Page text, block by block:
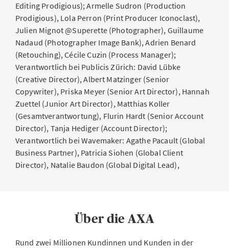
Editing Prodigious); Armelle Sudron (Production
Prodigious), Lola Perron (Print Producer Iconoclast),
Julien Mignot @Superette (Photographer), Guillaume
Nadaud (Photographer Image Bank), Adrien Benard
(Retouching), Cécile Cuzin (Process Manager);
Verantwortlich bei Publicis Zürich: David Lübke
(Creative Director), Albert Matzinger (Senior
Copywriter), Priska Meyer (Senior Art Director), Hannah
Zuettel (Junior Art Director), Matthias Koller
(Gesamtverantwortung), Flurin Hardt (Senior Account
Director), Tanja Hediger (Account Director);
Verantwortlich bei Wavemaker: Agathe Pacault (Global
Business Partner), Patricia Siohen (Global Client
Director), Natalie Baudon (Global Digital Lead),
Über die AXA
Rund zwei Millionen Kundinnen und Kunden in der